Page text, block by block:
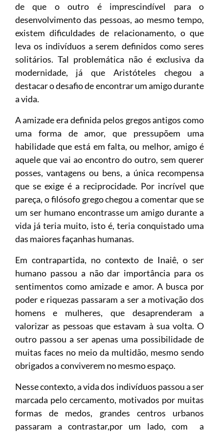
de que o outro é imprescindível para o
desenvolvimento das pessoas, ao mesmo tempo,
existem dificuldades de relacionamento, o que
leva os indivíduos a serem definidos como seres
solitários. Tal problemática não é exclusiva da
modernidade, já que Aristóteles chegou a
destacar o desafio de encontrar um amigo durante
a vida.
A amizade era definida pelos gregos antigos como
uma forma de amor, que pressupõem uma
habilidade que está em falta, ou melhor, amigo é
aquele que vai ao encontro do outro, sem querer
posses, vantagens ou bens, a única recompensa
que se exige é a reciprocidade. Por incrível que
pareça, o filósofo grego chegou a comentar que se
um ser humano encontrasse um amigo durante a
vida já teria muito, isto é, teria conquistado uma
das maiores façanhas humanas.
Em contrapartida, no contexto de Inaiê, o ser
humano passou a não dar importância para os
sentimentos como amizade e amor. A busca por
poder e riquezas passaram a ser a motivação dos
homens e mulheres, que desaprenderam a
valorizar as pessoas que estavam à sua volta. O
outro passou a ser apenas uma possibilidade de
muitas faces no meio da multidão, mesmo sendo
obrigados a conviverem no mesmo espaço.
Nesse contexto, a vida dos indivíduos passou a ser
marcada pelo cercamento, motivados por muitas
formas de medos, grandes centros urbanos
passaram a contrastar,por um lado, com a